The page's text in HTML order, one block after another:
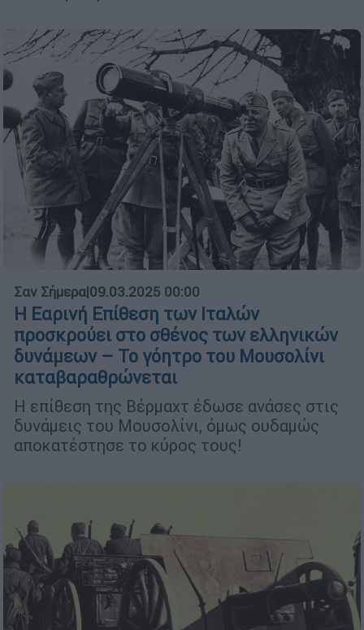
Σαν Σήμερα|09.03.2025 00:00
Η Εαρινή Επίθεση των Ιταλών
προσκρούει στο σθένος των ελληνικών
δυνάμεων – Το γόητρο του Μουσολίνι
καταβαραθρώνεται
Η επίθεση της Βέρμαχτ έδωσε ανάσες στις
δυνάμεις του Μουσολίνι, όμως ουδαμώς
αποκατέστησε το κύρος τους!